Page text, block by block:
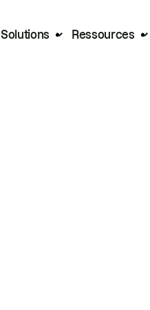
Solutions Ressources